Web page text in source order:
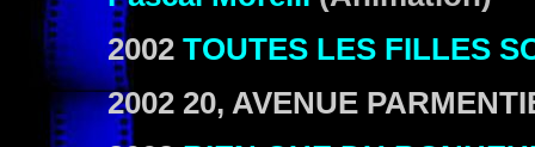
2002 TOUTES LES FILLES
2002 20, AVENUE